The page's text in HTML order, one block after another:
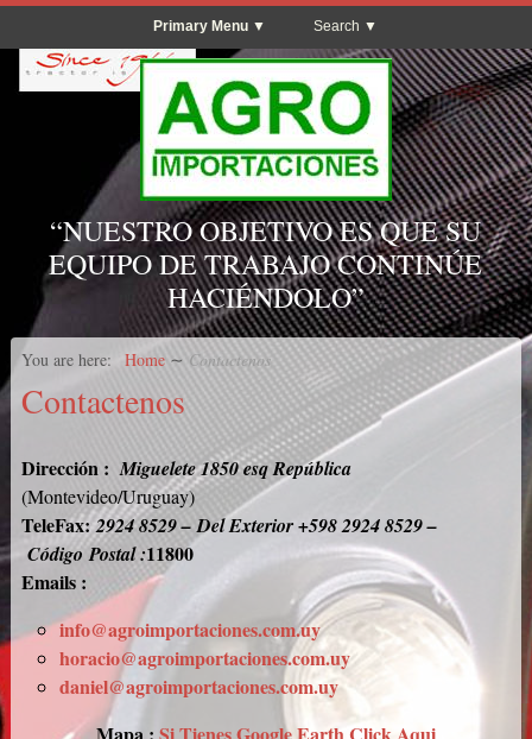
Primary Menu Search
“NUESTRO OBJETIVO ES QUE SU
EQUIPO DE TRABAJO CONTINÚE
HACIÉNDOLO”
You are here: Home ∼ Contactenos
Contactenos
Dirección :Miguelete 1850 esq República
(Montevideo/Uruguay)
TeleFax:2924 8529 – Del Exterior +598 2924 8529 –
Código Postal:11800
Emails :
info@agroimportaciones.com.uy
horacio@agroimportaciones.com.uy
daniel@agroimportaciones.com.uy
Mapa : Si Tienes Google Earth Click Aqui